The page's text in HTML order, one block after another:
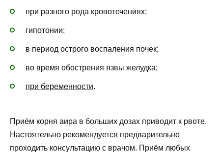
при разного рода кровотечениях;
гипотонии;
в период острого воспаления почек;
во время обострения язвы желудка;
при беременности.
Приём корня аира в больших дозах приводит к рвоте.
Настоятельно рекомендуется предварительно
проходить консультацию с врачом. Приём любых